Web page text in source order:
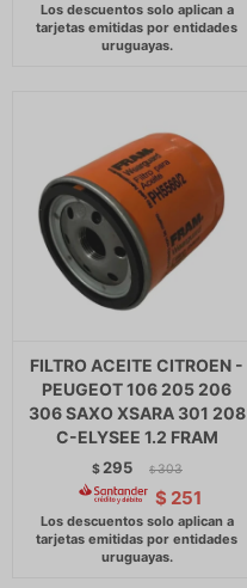
FILTRO ACEITE CITROEN -
PEUGEOT 106 205 206
306 SAXO XSARA 301 208
C-ELYSEE 1.2 FRAM
$ 295 $ 303
$ 251